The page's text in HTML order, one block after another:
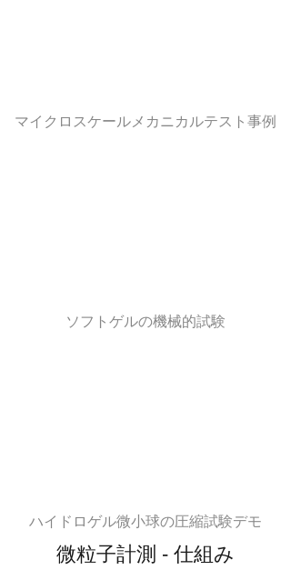
マイクロスケールメカニカルテスト事例
ソフトゲルの機械的試験
ハイドロゲル微小球の圧縮試験デモ
微粒子計測 - 仕組み